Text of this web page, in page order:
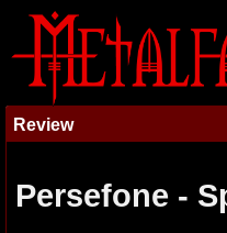
Review
Persefone -